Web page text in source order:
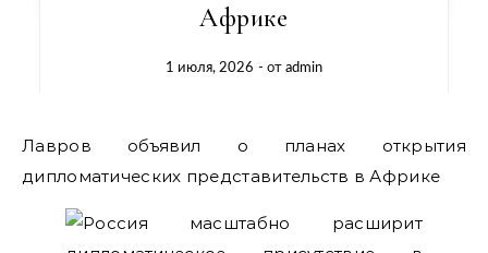
Африке
1 июля, 2026 - от admin
Лавров объявил о планах открытия
дипломатических представительств в Африке